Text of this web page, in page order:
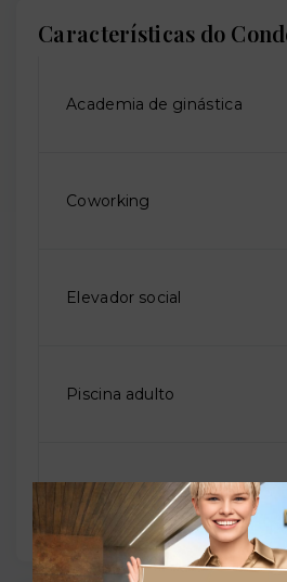
Características do
Academia de ginástica
Coworking
Elevador social
Piscina adulto
Solarium